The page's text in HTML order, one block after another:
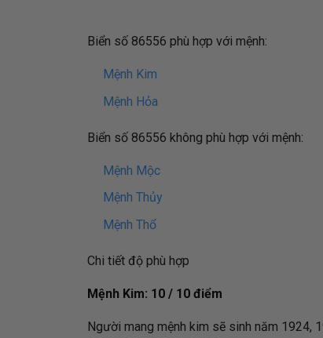
Biển số 86556 phù hợp với mệnh:
Mệnh Kim
Mệnh Hỏa
Biển số 86556 không phù hợp với mệnh:
Mệnh Mộc
Mệnh Thủy
Mệnh Thổ
Chi tiết độ phù hợp
Mệnh Kim: 10 / 10 điểm
Người mang mệnh kim sẽ sinh năm 1924,